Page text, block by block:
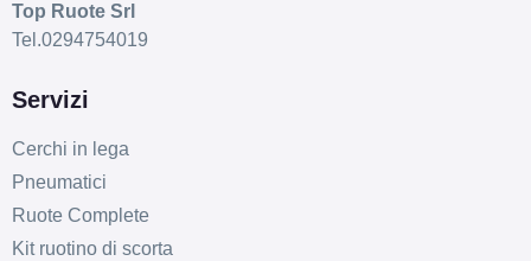
Top Ruote Srl
Tel.0294754019
Servizi
Cerchi in lega
Pneumatici
Ruote Complete
Kit ruotino di scorta